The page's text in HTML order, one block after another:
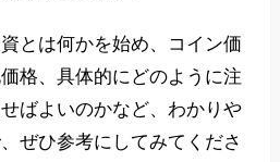
とは何かを始め、コイン価
格、具体的にどのように注
ばよいのかなど、わかりや
ぜひ参考にしてみてくださ